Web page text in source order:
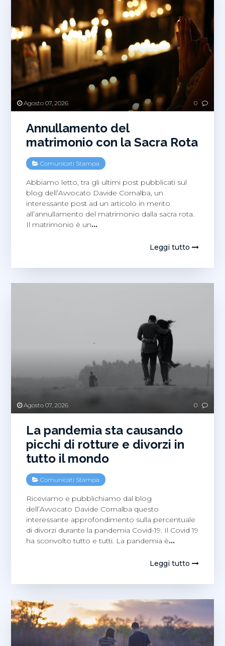
Agosto 07, 2026 0
Annullamento del
matrimonio con la Sacra Rota
Comunicati Stampa
Abbiamo letto, tra gli ultimi post pubblicati sul
blog dell’Avvocato Davide Cornalba, un
interessante post ad un articolo in merito
all’annullamento del matrimonio dalla sacra rota.
Il matrimonio è un…
Leggi tutto
Agosto 07, 2026 0
La pandemia sta causando
picchi di rotture e divorzi in
tutto il mondo
Comunicati Stampa
Riceviamo e pubblichiamo dal blog
dell’Avvocato Davide Cornalba questo
interessante approfondimento sulla percentuale
di divorzi durante la pandemia Covid-19. Il Covid 19
ha sconvolto tutto e tutti. La pandemia è…
Leggi tutto